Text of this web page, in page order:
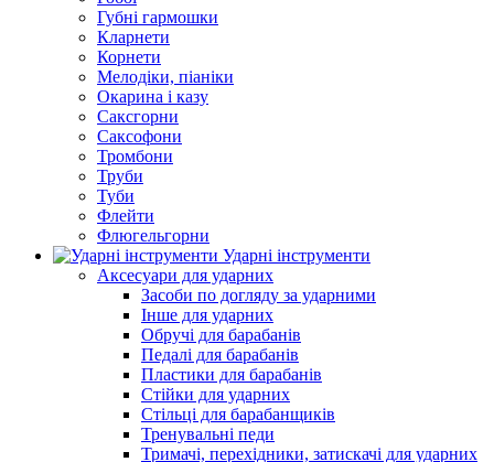
Губні гармошки
Кларнети
Корнети
Мелодіки, піаніки
Окарина і казу
Саксгорни
Саксофони
Тромбони
Труби
Туби
Флейти
Флюгельгорни
Ударні інструменти
Аксесуари для ударних
Засоби по догляду за ударними
Інше для ударних
Обручі для барабанів
Педалі для барабанів
Пластики для барабанів
Стійки для ударних
Стільці для барабанщиків
Тренувальні педи
Тримачі, перехідники, затискачі для ударних